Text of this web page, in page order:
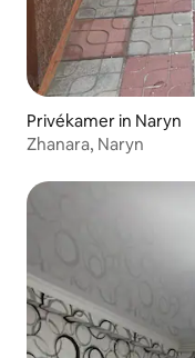
Privékamer in Naryn
Zhanara, Naryn